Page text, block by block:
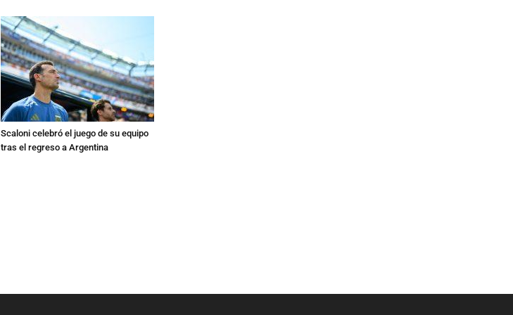
Scaloni celebró el juego de su equipo
tras el regreso a Argentina